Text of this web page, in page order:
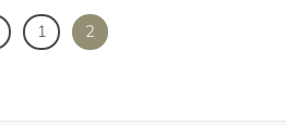
1 2